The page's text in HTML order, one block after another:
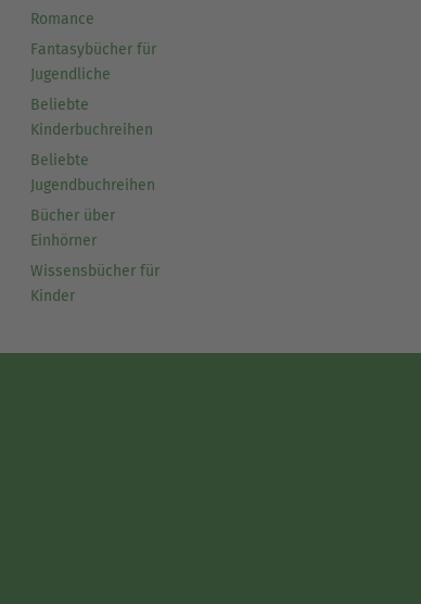
Romance
Fantasybücher für
Jugendliche
Beliebte
Kinderbuchreihen
Beliebte
Jugendbuchreihen
Bücher über
Einhörner
Wissensbücher für
Kinder